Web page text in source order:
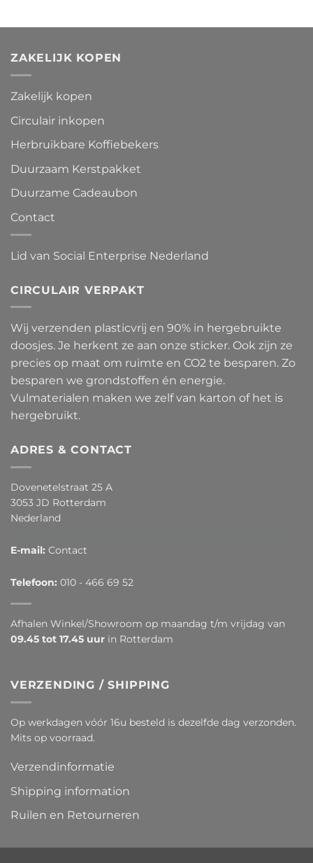
ZAKELIJK KOPEN
Zakelijk kopen
Circulair inkopen
Herbruikbare Koffiebekers
Duurzaam Kerstpakket
Duurzame Cadeaubon
Contact
Lid van Social Enterprise Nederland
CIRCULAIR VERPAKT
Wij verzenden plasticvrij en 90% in hergebruikte
doosjes. Je herkent ze aan onze sticker. Ook zijn ze
precies op maat om ruimte en CO2 te besparen. Zo
besparen we grondstoffen én energie.
Vulmaterialen maken we zelf van karton of het is
hergebruikt.
ADRES & CONTACT
Dovenetelstraat 25 A
3053 JD Rotterdam
Nederland
E-mail: Contact
Telefoon: 010 - 466 69 52
Afhalen Winkel/Showroom op maandag t/m vrijdag van
09.45 tot 17.45 uur in Rotterdam
VERZENDING / SHIPPING
Op werkdagen vóór 16u besteld is dezelfde dag verzonden.
Mits op voorraad.
Verzendinformatie
Shipping information
Ruilen en Retourneren